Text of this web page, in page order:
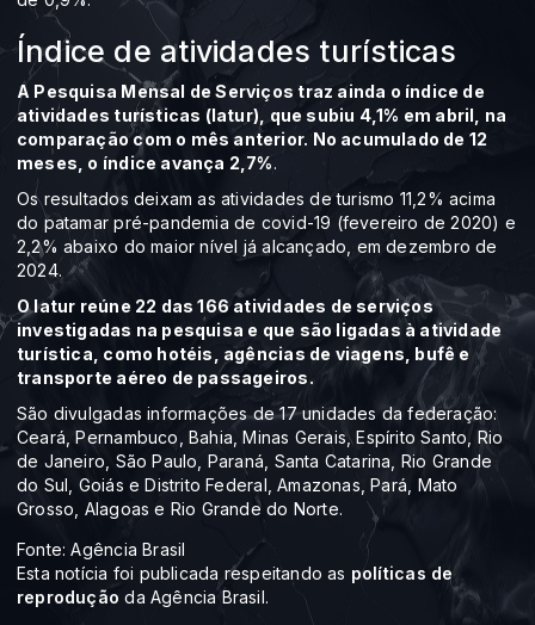
Índice de atividades turísticas
A Pesquisa Mensal de Serviços traz ainda o índice de
atividades turísticas (Iatur), que subiu 4,1% em abril, na
comparação com o mês anterior. No acumulado de 12
meses, o índice avança 2,7%.
Os resultados deixam as atividades de turismo 11,2% acima
do patamar pré-pandemia de covid-19 (fevereiro de 2020) e
2,2% abaixo do maior nível já alcançado, em dezembro de
2024.
O Iatur reúne 22 das 166 atividades de serviços
investigadas na pesquisa e que são ligadas à atividade
turística, como hotéis, agências de viagens, bufê e
transporte aéreo de passageiros.
São divulgadas informações de 17 unidades da federação:
Ceará, Pernambuco, Bahia, Minas Gerais, Espírito Santo, Rio
de Janeiro, São Paulo, Paraná, Santa Catarina, Rio Grande
do Sul, Goiás e Distrito Federal, Amazonas, Pará, Mato
Grosso, Alagoas e Rio Grande do Norte.
Fonte: Agência Brasil
Esta notícia foi publicada respeitando as políticas de
reprodução da Agência Brasil.